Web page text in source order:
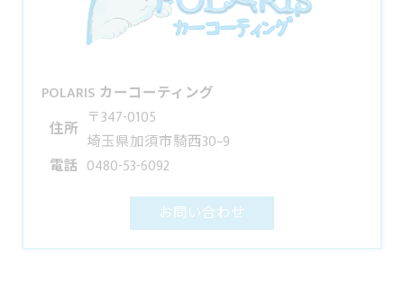
POLARIS カーコーティング
住所 〒347-0105
埼玉県加須市騎西30−9
電話 0480-53-6092
お問い合わせ